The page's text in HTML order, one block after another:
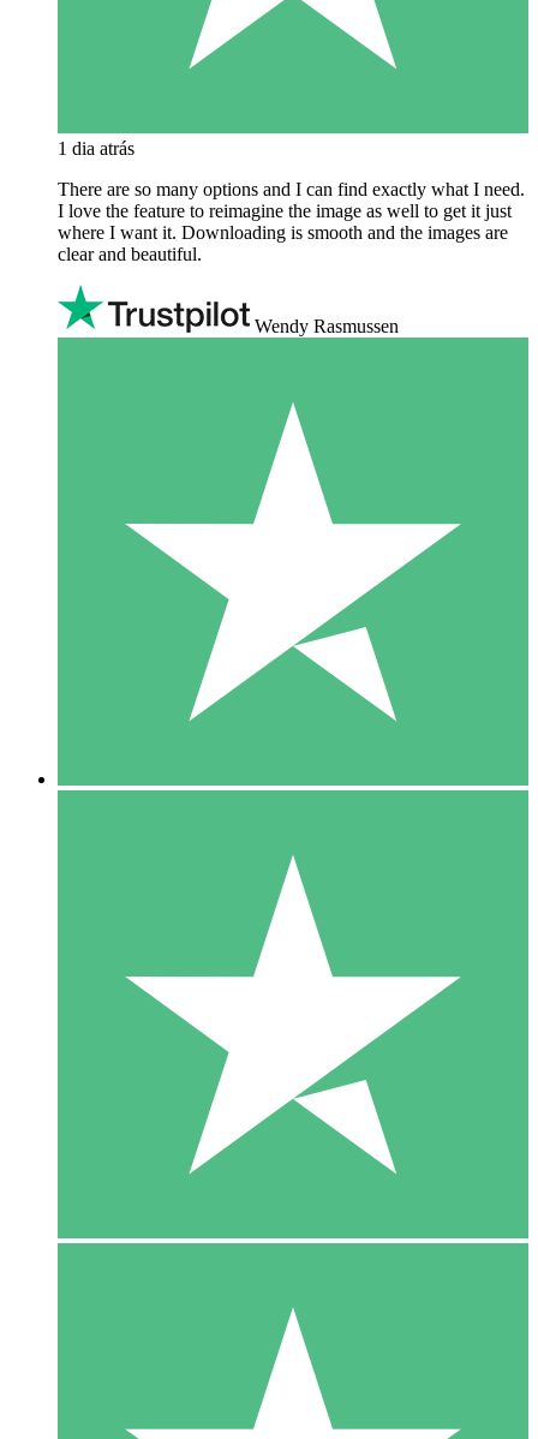
1 dia atrás
There are so many options and I can find exactly what I need.
I love the feature to reimagine the image as well to get it just
where I want it. Downloading is smooth and the images are
clear and beautiful.
Wendy Rasmussen